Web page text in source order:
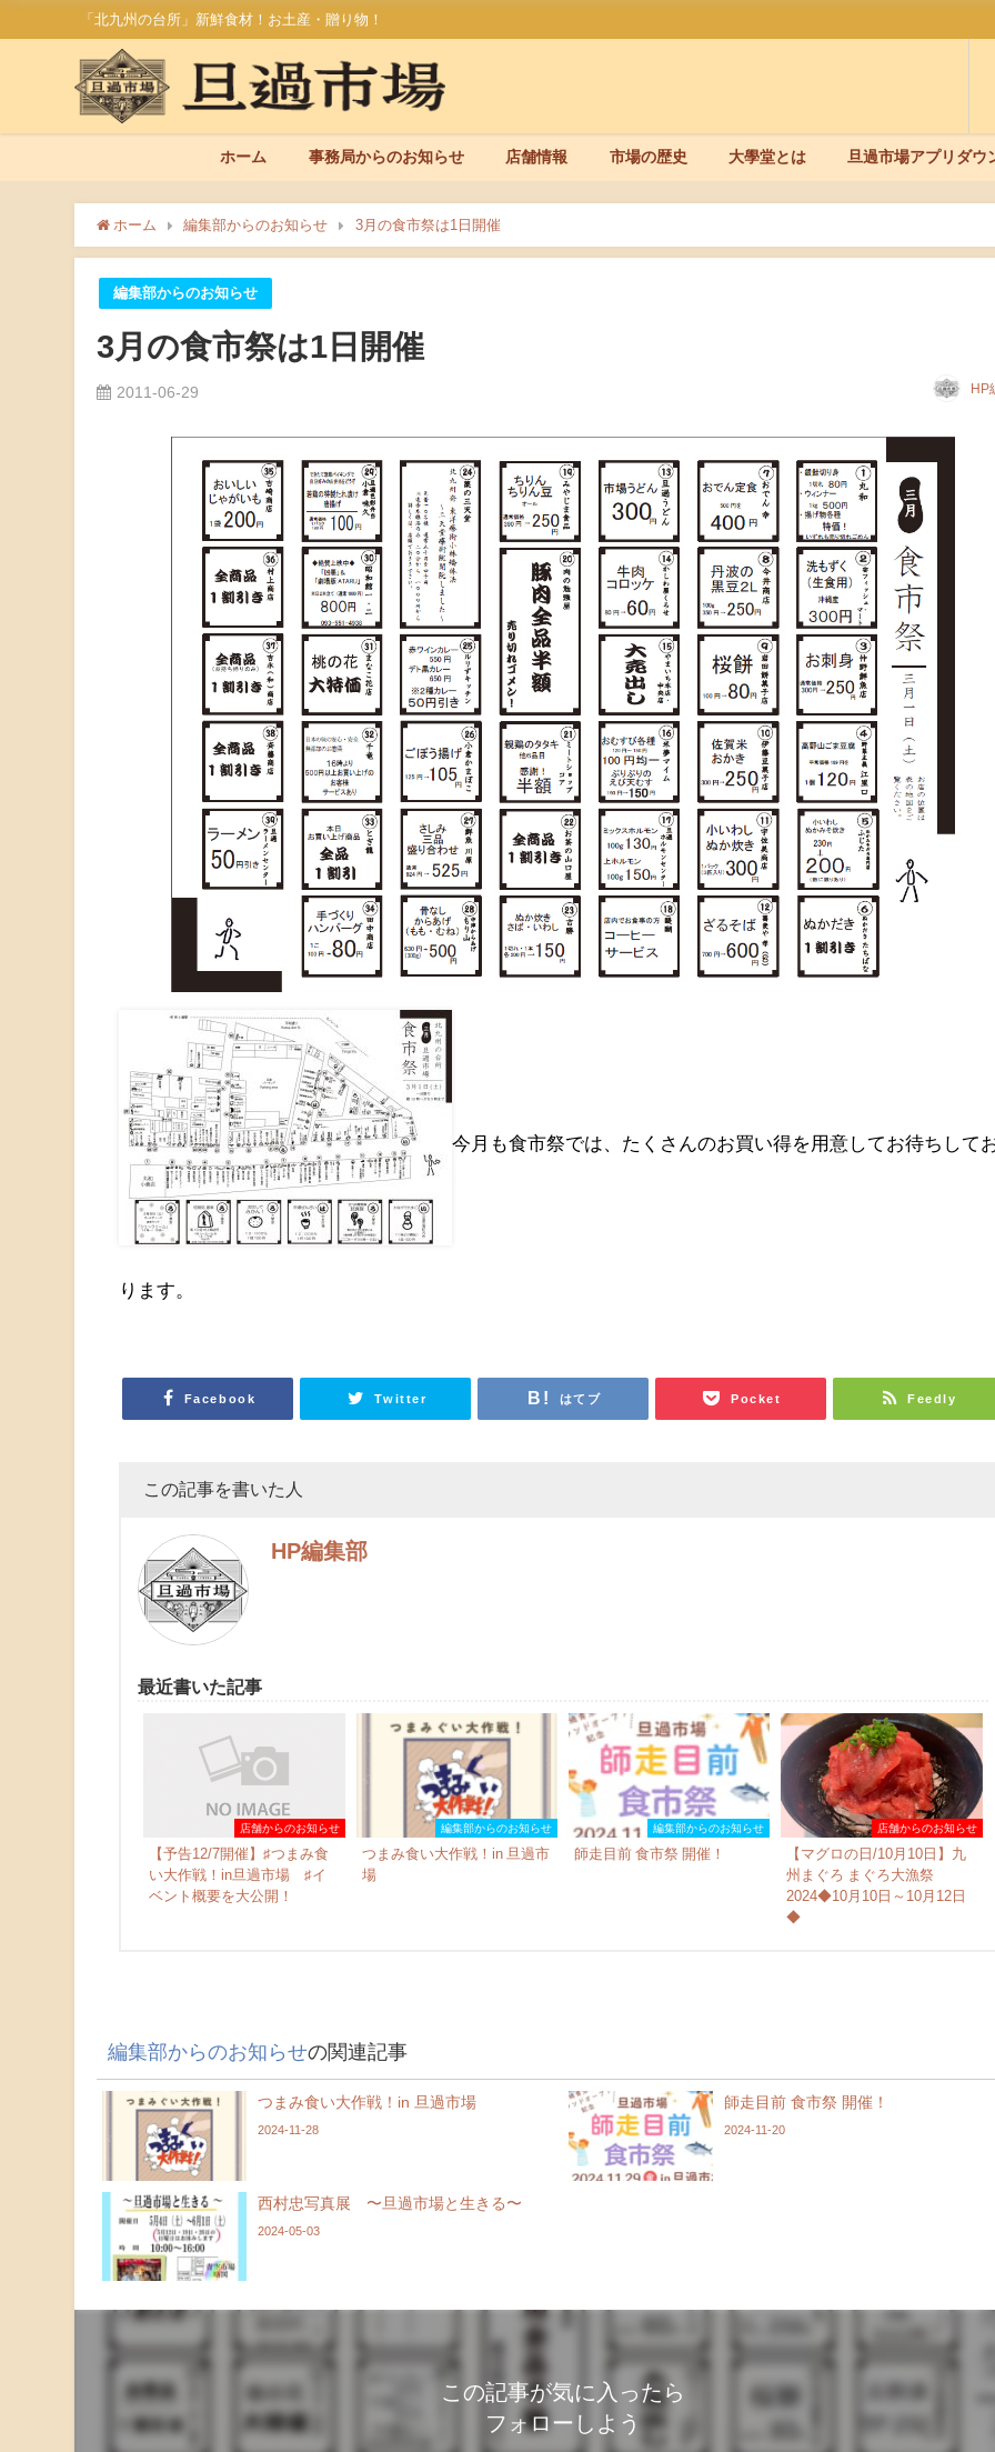
「北九州の台所」新鮮食材！お土産・贈り物！
ホーム 事務局からのお知らせ 店舗情報 市場の歴史 大學堂とは 旦過市場アプリダウ
ホーム 編集部からのお知らせ 3月の食市祭は1日開催
編集部からのお知らせ
3月の食市祭は1日開催
2011-06-29 HP
今月も食市祭では、たくさんのお買い得を用意してお待ちして
ります。
Facebook Twitter はてブ Pocket Feedly
この記事を書いた人
HP編集部
最近書いた記事
店舗からのお知らせ
【予告12/7開催】♯つまみ食
い大作戦！in旦過市場 ♯イ
ベント概要を大公開！
編集部からのお知らせ
つまみ食い大作戦！in 旦過市
場
編集部からのお知らせ
師走目前 食市祭 開催！
店舗からのお知らせ
【マグロの日/10月10日】九
州まぐろ まぐろ大漁祭
2024◆10月10日～10月12日
◆
編集部からのお知らせの関連記事
つまみ食い大作戦！in 旦過市場
2024-11-28
師走目前 食市祭 開催！
2024-11-20
西村忠写真展 〜旦過市場と生きる〜
2024-05-03
この記事が気に入ったら
フォローしよう